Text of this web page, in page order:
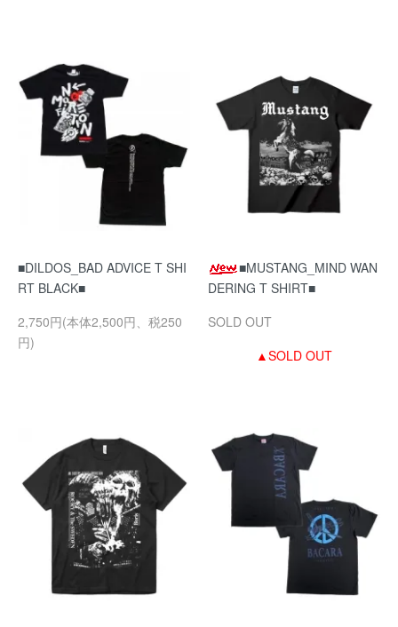
■DILDOS_BAD ADVICE T SHI
RT BLACK■
2,750円(本体2,500円、税250
円)
■MUSTANG_MIND WAN
DERING T SHIRT■
SOLD OUT
▲SOLD OUT